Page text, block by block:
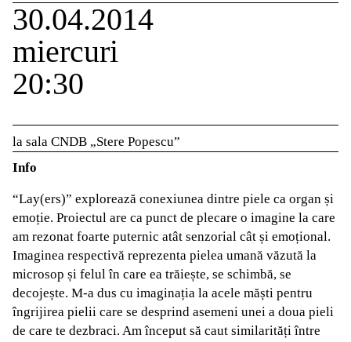
30.04.2014
miercuri
20:30
la sala CNDB „Stere Popescu”
Info
“Lay(ers)” explorează conexiunea dintre piele ca organ și
emoție. Proiectul are ca punct de plecare o imagine la care
am rezonat foarte puternic atât senzorial cât și emoțional.
Imaginea respectivă reprezenta pielea umană văzută la
microsop și felul în care ea trăiește, se schimbă, se
decojește. M-a dus cu imaginația la acele măști pentru
îngrijirea pielii care se desprind asemeni unei a doua pieli
de care te dezbraci. Am început să caut similarități între